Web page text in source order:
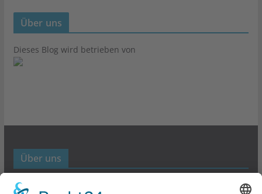
Über uns
Dieses Blog wird betrieben von
Über uns
Werbund- und Marketing Blog